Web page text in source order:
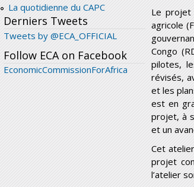
La quotidienne du CAPC
Derniers Tweets
Tweets by @ECA_OFFICIAL
Follow ECA on Facebook
EconomicCommissionForAfrica
Le projet
agricole
Congo
pilotes,
révisés,
et les
est en
projet, à
et un
Cet
projet
l’atelier